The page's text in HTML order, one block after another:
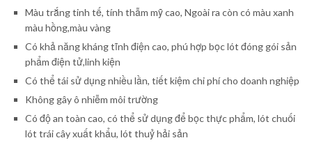
Màu trắng tinh tế, tính thẫm mỹ cao, Ngoài ra còn có màu xanh
màu hồng,màu vàng
Có khả năng kháng tĩnh điện cao, phú hợp bọc lót đóng gói sản
phẩm điện tử,linh kiện
Có thể tái sử dụng nhiều lần, tiết kiệm chi phí cho doanh nghiệp
Không gây ô nhiễm môi trường
Có độ an toàn cao, có thể sử dụng để bọc thực phẩm, lót chuối
lót trái cây xuất khẩu, lót thuỷ hải sản